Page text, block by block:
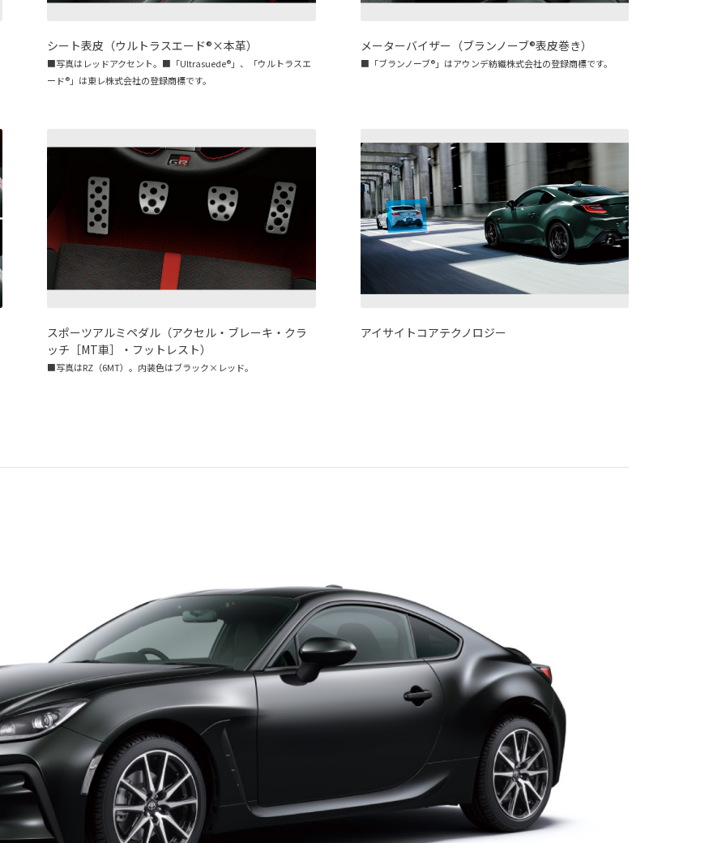
シート表皮（ウルトラスエード®×本革）
■写真はレッドアクセント。■「Ultrasuede®︎」、「ウルトラスエ
ード®」は東レ株式会社の登録商標です。
メーターバイザー（ブランノーブ®表皮巻き）
■「ブランノーブ®」はアウンデ紡織株式会社の登録商標です。
スポーツアルミペダル（アクセル・ブレーキ・クラ
ッチ［MT車］・フットレスト）
■写真はRZ（6MT）。内装色はブラック×レッド。
アイサイトコアテクノロジー